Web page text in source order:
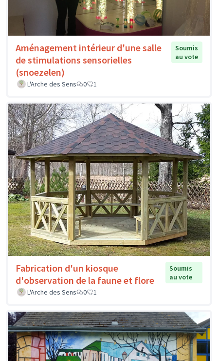
Aménagement intérieur d'une salle
de stimulations sensorielles
(snoezelen)
Soumis
au vote
L'Arche des Sens 0 1
Fabrication d'un kiosque
d'observation de la faune et flore
Soumis
au vote
L'Arche des Sens
0 1